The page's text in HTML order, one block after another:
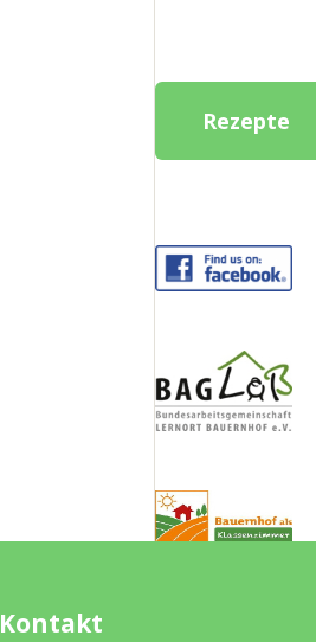
Rezepte
Kontakt